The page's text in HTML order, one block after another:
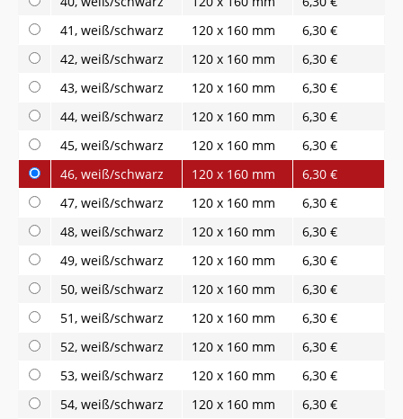
41, weiß/schwarz
120 x 160 mm
6,30 €
42, weiß/schwarz
120 x 160 mm
6,30 €
43, weiß/schwarz
120 x 160 mm
6,30 €
44, weiß/schwarz
120 x 160 mm
6,30 €
45, weiß/schwarz
120 x 160 mm
6,30 €
46, weiß/schwarz
120 x 160 mm
6,30 €
47, weiß/schwarz
120 x 160 mm
6,30 €
48, weiß/schwarz
120 x 160 mm
6,30 €
49, weiß/schwarz
120 x 160 mm
6,30 €
50, weiß/schwarz
120 x 160 mm
6,30 €
51, weiß/schwarz
120 x 160 mm
6,30 €
52, weiß/schwarz
120 x 160 mm
6,30 €
53, weiß/schwarz
120 x 160 mm
6,30 €
54, weiß/schwarz
120 x 160 mm
6,30 €